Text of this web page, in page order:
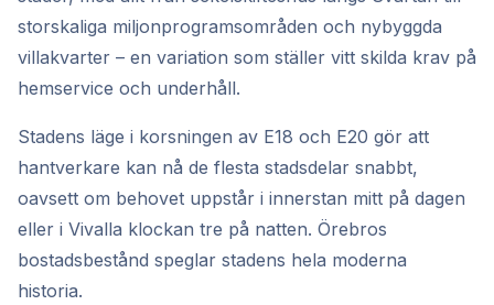
storskaliga miljonprogramsområden och nybyggda
villakvarter – en variation som ställer vitt skilda krav på
hemservice och underhåll.
Stadens läge i korsningen av E18 och E20 gör att
hantverkare kan nå de flesta stadsdelar snabbt,
oavsett om behovet uppstår i innerstan mitt på dagen
eller i Vivalla klockan tre på natten. Örebros
bostadsbestånd speglar stadens hela moderna
historia.